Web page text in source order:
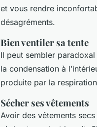
et vous rendre
désagréments.
Bien ventiler sa tente
Il peut sembler
la condensation à
produite par la
Sécher ses vêtements
Avoir des vêtements